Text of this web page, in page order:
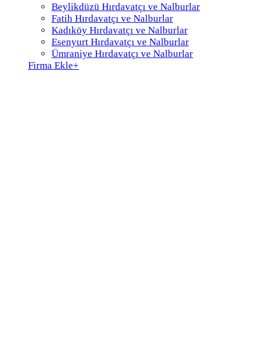
Beylikdüzü Hırdavatçı ve Nalburlar
Fatih Hırdavatçı ve Nalburlar
Kadıköy Hırdavatçı ve Nalburlar
Esenyurt Hırdavatçı ve Nalburlar
Ümraniye Hırdavatçı ve Nalburlar
Firma Ekle+